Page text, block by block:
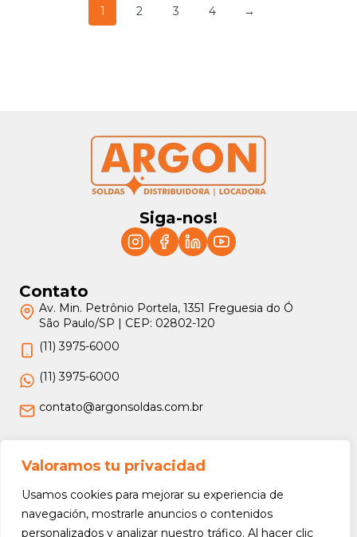
Valoramos tu privacidad
Usamos cookies para mejorar su experiencia de
navegación, mostrarle anuncios o contenidos
personalizados y analizar nuestro tráfico. Al hacer clic
1 2 3 4 →
Siga-nos!
Contato
Av. Min. Petrônio Portela, 1351 Freguesia do Ó
São Paulo/SP | CEP: 02802-120
(11) 3975-6000
(11) 3975-6000
contato@argonsoldas.com.br
Jurídico
Termos e Condições
Política de Privacidade